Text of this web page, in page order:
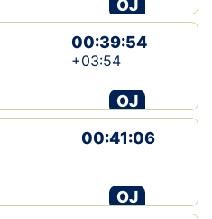
OJ
00:39:54
+03:54
OJ
00:41:06
OJ